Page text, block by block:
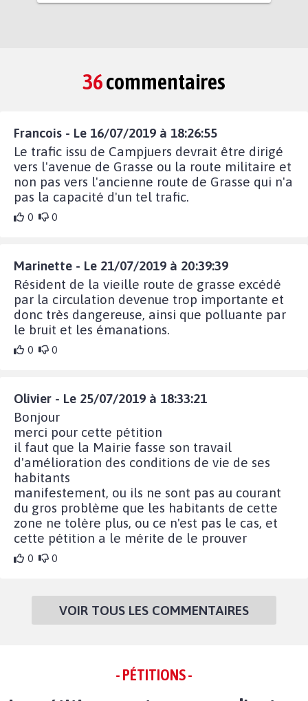
36commentaires
Francois - Le 16/07/2019 à 18:26:55
Le trafic issu de Campjuers devrait être dirigé
vers l'avenue de Grasse ou la route militaire et
non pas vers l'ancienne route de Grasse qui n'a
pas la capacité d'un tel trafic.
0 0
Marinette - Le 21/07/2019 à 20:39:39
Résident de la vieille route de grasse excédé
par la circulation devenue trop importante et
donc très dangereuse, ainsi que polluante par
le bruit et les émanations.
0 0
Olivier - Le 25/07/2019 à 18:33:21
Bonjour
merci pour cette pétition
il faut que la Mairie fasse son travail
d'amélioration des conditions de vie de ses
habitants
manifestement, ou ils ne sont pas au courant
du gros problème que les habitants de cette
zone ne tolère plus, ou ce n'est pas le cas, et
cette pétition a le mérite de le prouver
0 0
VOIR TOUS LES COMMENTAIRES
- PÉTITIONS -